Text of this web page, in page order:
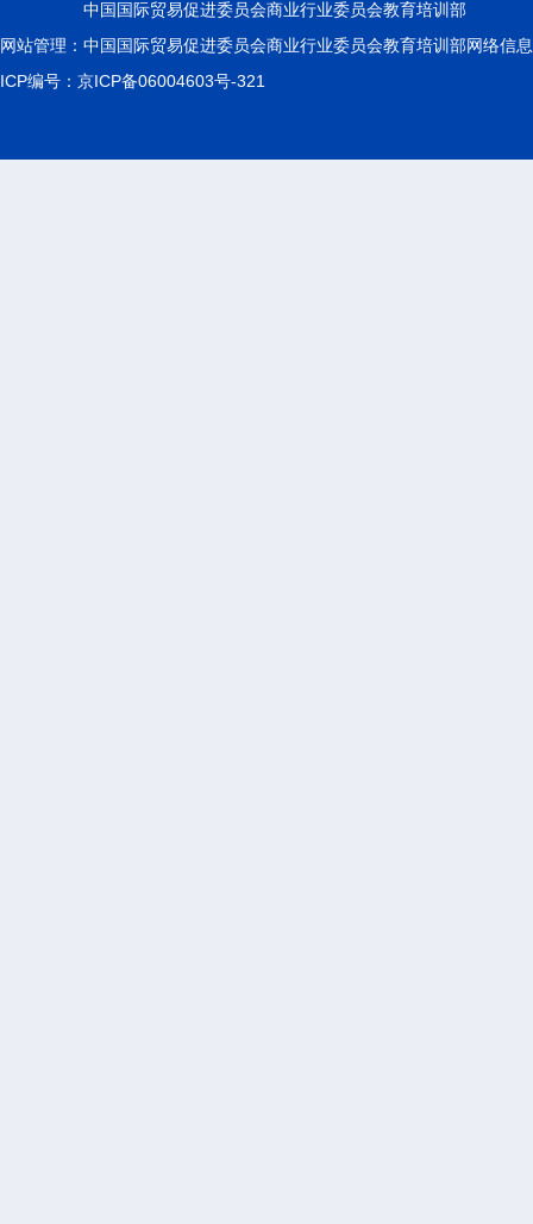
中国国际贸易促进委员会商业行业委员会教育培训部
网站管理：中国国际贸易促进委员会商业行业委员会教育培训部网络信
ICP编号：京ICP备06004603号-321